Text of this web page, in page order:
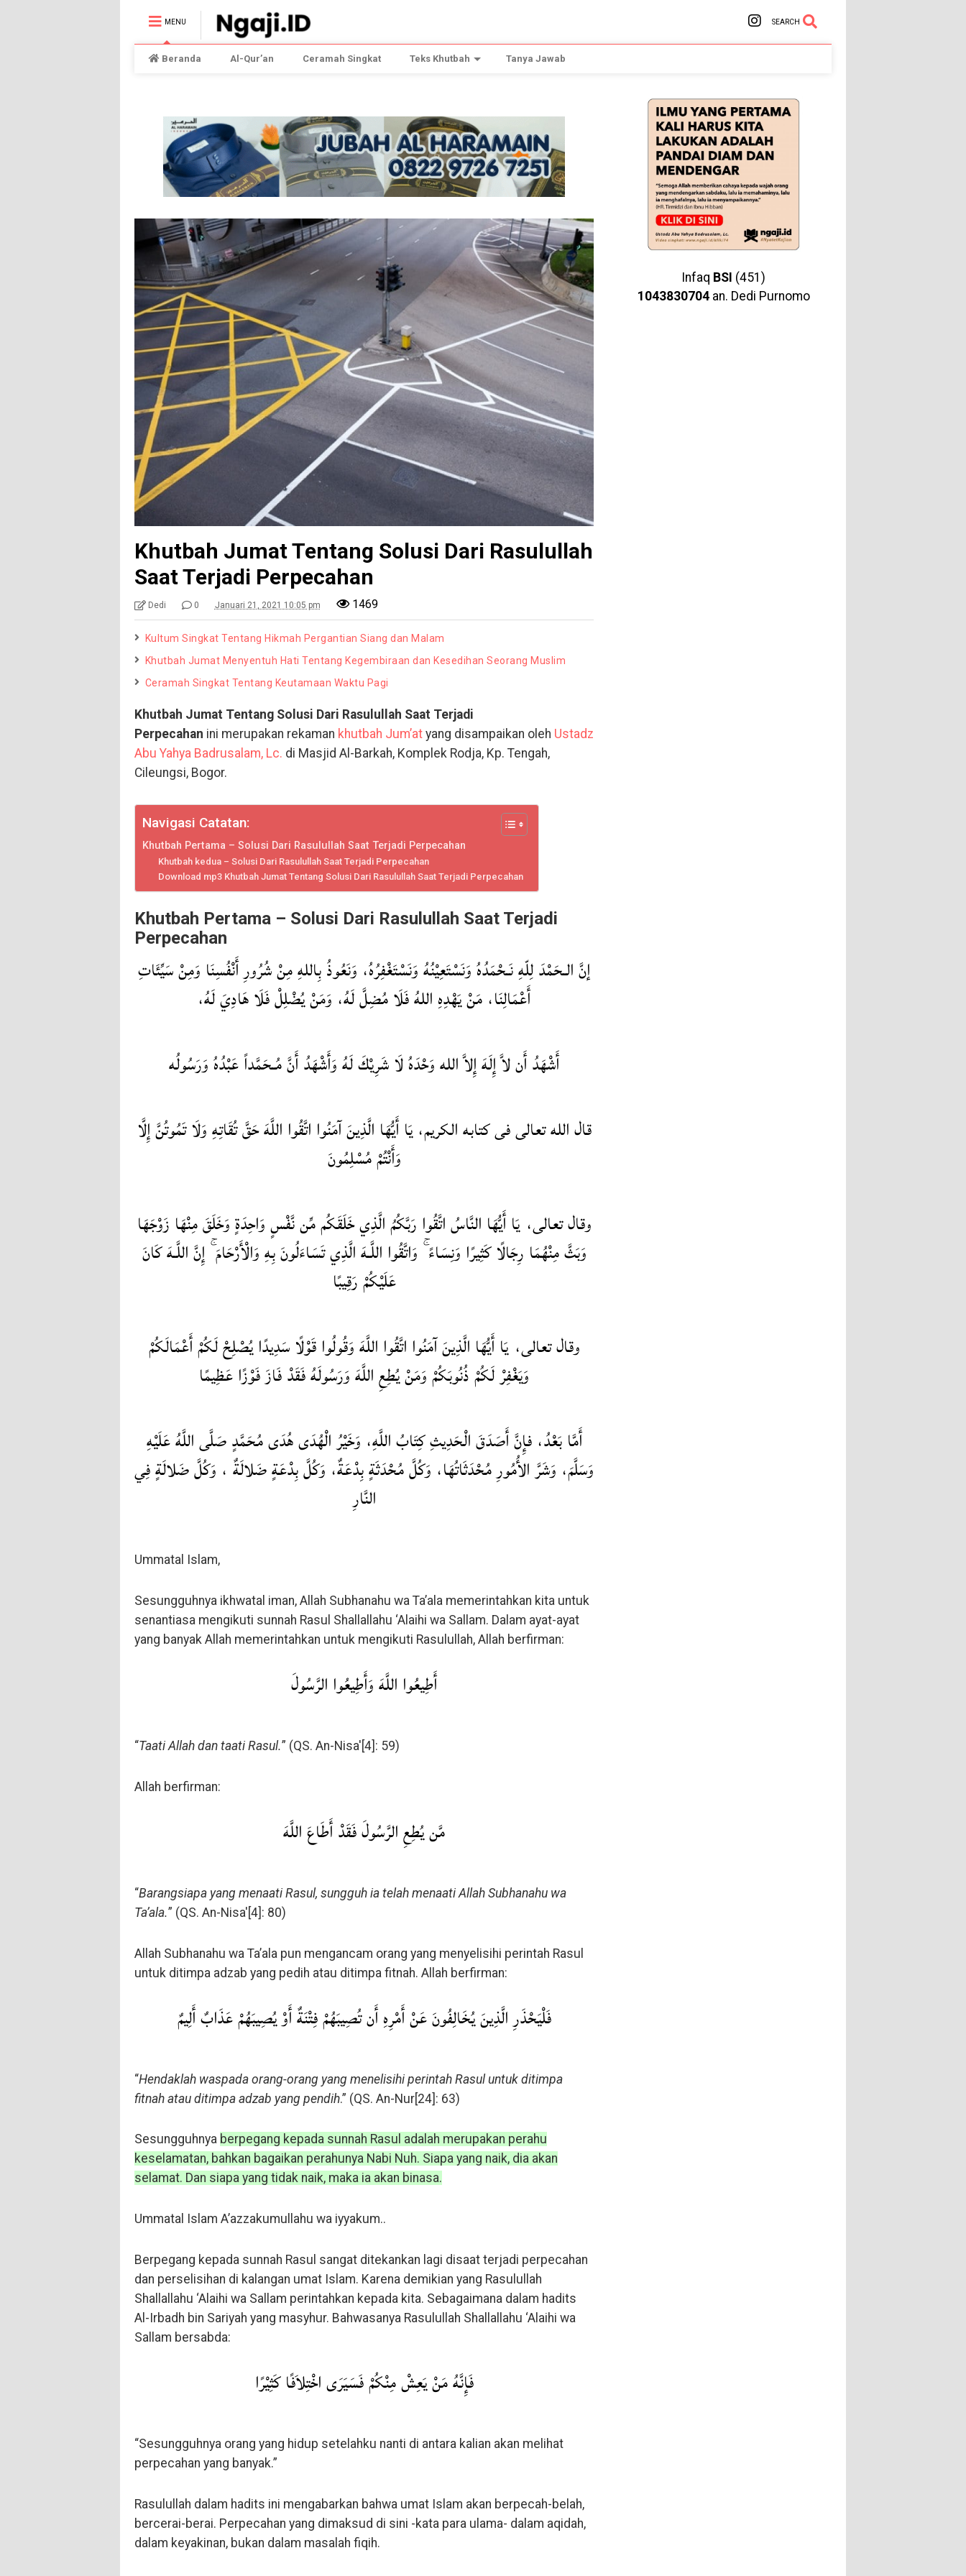
MENU SEARCH
Beranda Al-Qur’an Ceramah Singkat Teks Khutbah Tanya Jawab
Khutbah Jumat Tentang Solusi Dari Rasulullah
Saat Terjadi Perpecahan
Dedi 0 Januari 21, 2021 10:05 pm 1469
Kultum Singkat Tentang Hikmah Pergantian Siang dan Malam
Khutbah Jumat Menyentuh Hati Tentang Kegembiraan dan Kesedihan Seorang Muslim
Ceramah Singkat Tentang Keutamaan Waktu Pagi
Khutbah Jumat Tentang Solusi Dari Rasulullah Saat Terjadi
Perpecahan ini merupakan rekaman khutbah Jum’atyang disampaikan oleh Ustadz
Abu Yahya Badrusalam, Lc. di Masjid Al-Barkah, Komplek Rodja, Kp. Tengah,
Cileungsi, Bogor.
Navigasi Catatan:
Khutbah Pertama – Solusi Dari Rasulullah Saat Terjadi Perpecahan
Khutbah kedua – Solusi Dari Rasulullah Saat Terjadi Perpecahan
Download mp3 Khutbah Jumat Tentang Solusi Dari Rasulullah Saat Terjadi Perpecahan
Khutbah Pertama – Solusi Dari Rasulullah Saat Terjadi
Perpecahan
إنَّ الـحَمْدَ لِلّهِ نَـحْمَدُهُ وَنَسْتَعِيْنُهُ وَنَسْتَغْفِرُهُ، وَنَعُوذُ بِاللهِ مِنْ شُرُورِ أَنْفُسِنَا وَمِنْ سَيِّئَاتِ
أَعْمَالِنَا، مَنْ يَهْدِهِ اللهُ فَلَا مُضِلَّ لَهُ، وَمَنْ يُضْلِلْ فَلَا هَادِيَ لَهُ،
أَشْهَدُ أَن لاَّ إِلَهَ إِلاَّ الله وَحْدَهُ لَا شَرِيْكَ لَهُ وَأَشْهَدُ أَنَّ مُـحَمَّداً عَبْدُهُ وَرَسُولُه
قال الله تعالى فى كتابه الكريم، يَا أَيُّهَا الَّذِينَ آمَنُوا اتَّقُوا اللَّهَ حَقَّ تُقَاتِهِ وَلَا تَمُوتُنَّ إِلَّا
وَأَنْتُمْ مُسْلِمُونَ
وقال تعالى، يَا أَيُّهَا النَّاسُ اتَّقُوا رَبَّكُمُ الَّذِي خَلَقَكُم مِّن نَّفْسٍ وَاحِدَةٍ وَخَلَقَ مِنْهَا زَوْجَهَا
وَبَثَّ مِنْهُمَا رِجَالًا كَثِيرًا وَنِسَاءً ۚ وَاتَّقُوا اللَّـهَ الَّذِي تَسَاءَلُونَ بِهِ وَالْأَرْحَامَ ۚ إِنَّ اللَّـهَ كَانَ
عَلَيْكُمْ رَقِيبًا
وقال تعالى، يَا أَيُّهَا الَّذِينَ آمَنُوا اتَّقُوا اللَّهَ وَقُولُوا قَوْلًا سَدِيدًا يُصْلِحْ لَكُمْ أَعْمَالَكُمْ
وَيَغْفِرْ لَكُمْ ذُنُوبَكُمْ وَمَنْ يُطِعِ اللَّهَ وَرَسُولَهُ فَقَدْ فَازَ فَوْزًا عَظِيمًا
أَمَّا بَعْدُ، فإِنَّ أَصَدَقَ الْحَدِيثِ كِتَابُ اللَّهِ، وَخَيْرُ الْهُدَى هُدَى مُحَمَّدٍ صَلَّى اللَّهُ عَلَيْهِ
وَسَلَّمَ، وَشَرَّ الأُمُورِ مُحْدَثَاتُهَا، وَكُلَّ مُحْدَثَةٍ بِدْعَةٌ، وَكُلَّ بِدْعَةٍ ضَلالَةٌ ، وَكُلَّ ضَلالَةٍ فِي
النَّارِ
Ummatal Islam,
Sesungguhnya ikhwatal iman, Allah Subhanahu wa Ta’ala memerintahkan kita untuk
senantiasa mengikuti sunnah Rasul Shallallahu ‘Alaihi wa Sallam. Dalam ayat-ayat
yang banyak Allah memerintahkan untuk mengikuti Rasulullah, Allah berfirman:
أَطِيعُوا اللَّهَ وَأَطِيعُوا الرَّسُولَ
“Taati Allah dan taati Rasul.” (QS. An-Nisa'[4]: 59)
Allah berfirman:
مَّن يُطِعِ الرَّسُولَ فَقَدْ أَطَاعَ اللَّهَ
“Barangsiapa yang menaati Rasul, sungguh ia telah menaati Allah Subhanahu wa
Ta’ala.” (QS. An-Nisa'[4]: 80)
Allah Subhanahu wa Ta’ala pun mengancam orang yang menyelisihi perintah Rasul
untuk ditimpa adzab yang pedih atau ditimpa fitnah. Allah berfirman:
فَلْيَحْذَرِ الَّذِينَ يُخَالِفُونَ عَنْ أَمْرِهِ أَن تُصِيبَهُمْ فِتْنَةٌ أَوْ يُصِيبَهُمْ عَذَابٌ أَلِيمٌ
“Hendaklah waspada orang-orang yang menelisihi perintah Rasul untuk ditimpa
fitnah atau ditimpa adzab yang pendih.” (QS. An-Nur[24]: 63)
Sesungguhnya berpegang kepada sunnah Rasul adalah merupakan perahu
keselamatan, bahkan bagaikan perahunya Nabi Nuh. Siapa yang naik, dia akan
selamat. Dan siapa yang tidak naik, maka ia akan binasa.
Ummatal Islam A’azzakumullahu wa iyyakum..
Berpegang kepada sunnah Rasul sangat ditekankan lagi disaat terjadi perpecahan
dan perselisihan di kalangan umat Islam. Karena demikian yang Rasulullah
Shallallahu ‘Alaihi wa Sallam perintahkan kepada kita. Sebagaimana dalam hadits
Al-Irbadh bin Sariyah yang masyhur. Bahwasanya Rasulullah Shallallahu ‘Alaihi wa
Sallam bersabda:
فَإِنَّهُ مَنْ يَعِشْ مِنْكُمْ فَسَيَرَى اخْتِلاَفًا كَثِيْرًا
“Sesungguhnya orang yang hidup setelahku nanti di antara kalian akan melihat
perpecahan yang banyak.”
Rasulullah dalam hadits ini mengabarkan bahwa umat Islam akan berpecah-belah,
bercerai-berai. Perpecahan yang dimaksud di sini -kata para ulama- dalam aqidah,
dalam keyakinan, bukan dalam masalah fiqih.
Infaq BSI (451)
1043830704an. Dedi Purnomo